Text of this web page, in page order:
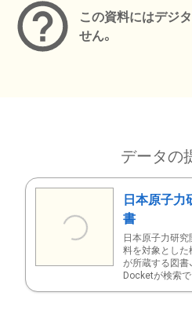
この資料にはデジ
せん。
データの
日本原子力
書
日本原子力研
料を対象とした
が所蔵する図書
Docketが検索で